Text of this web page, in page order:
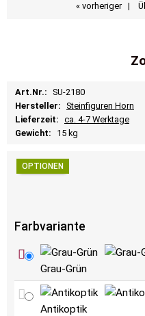
« vorheriger|
Art.Nr.: SU-2180
Hersteller: Steinfiguren Horn
Lieferzeit: ca. 4-7 Werktage
Gewicht:
15 kg
OPTIONEN
Farbvariante
Grau-Grün
Antikoptik